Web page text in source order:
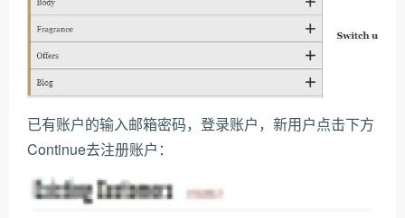
已有账户的输入邮箱密码，登录账户，新用户点击下方
Continue去注册账户：